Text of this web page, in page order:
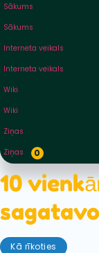
Sākums
Sākums
Interneta veikals
Interneta veikals
Wiki
Wiki
Ziņas
Ziņas
0
10
Kā rīkoties